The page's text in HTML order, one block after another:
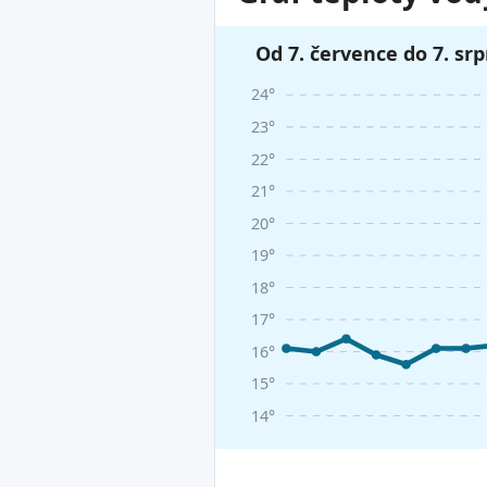
Od 7. července do 7.
14°
15°
16°
17°
18°
19°
20°
21°
22°
23°
24°